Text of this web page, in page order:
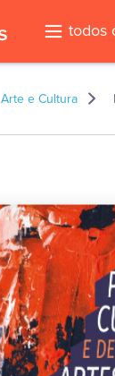
todos
Arte e Cultura